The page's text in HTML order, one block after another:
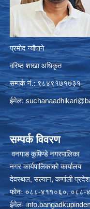
प्रमोद न्यौपाने
वरिष्ठ शाखा अधिकृत
सम्पर्क नं.: ९८४९१७१७३१
ईमेल:
सम्पर्क विवरण
वनगाड कुपिण्डे नगरपालिका
नगर कार्यपालिकाको कार्यालय
देवस्थल, सल्यान, कर्णाली
फोनः ०८८-४११०६०, ०८८-
ईमेलः